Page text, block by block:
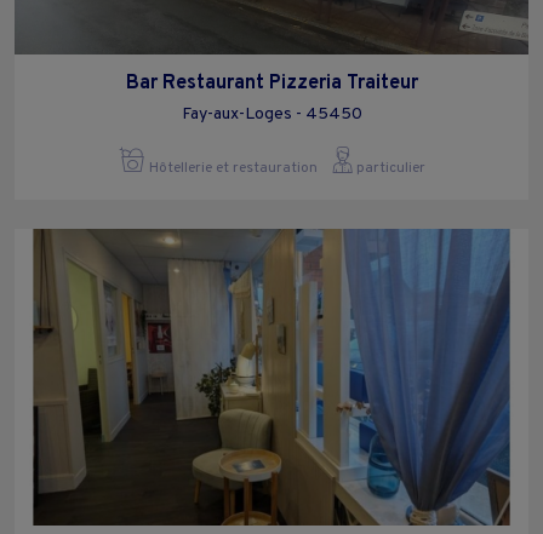
Bar Restaurant Pizzeria Traiteur
Fay-aux-Loges - 45450
Hôtellerie et restauration particulier